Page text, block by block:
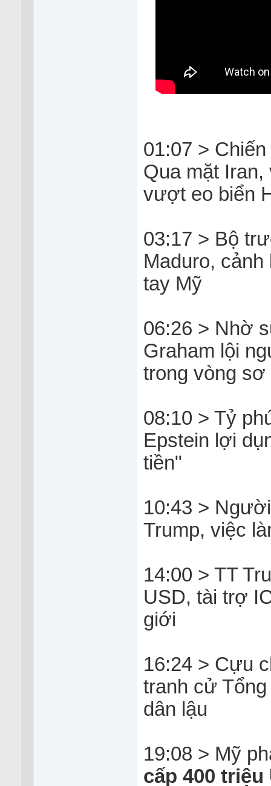
01:07 >
Qua mặt Iran,
vượt eo biển
03:17 > Bộ
Maduro,
tay Mỹ
06:26 > Nhờ
Graham lội
trong vòng sơ
08:10 > Tỷ
Epstein lợi
tiền"
10:43 >
Trump, việc
14:00 > TT
USD, tài trợ
giới
16:24 > Cựu
tranh cử
dân lậu
19:08 > Mỹ
cấp 400